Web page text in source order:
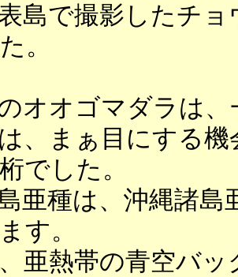
島で撮影したチ
。
オオゴマダラは
、まぁ目にする
でした。
亜種は、沖縄諸
す。
亜熱帯の青空バ